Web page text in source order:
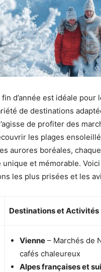
d’année est idéale pour
de destinations
de profiter des
les plages
aurores boréales,
unique et mémorable.
les plus prisées et les
Destinations et Activités
Vienne – Marchés de
cafés chaleureux
Alpes françaises et